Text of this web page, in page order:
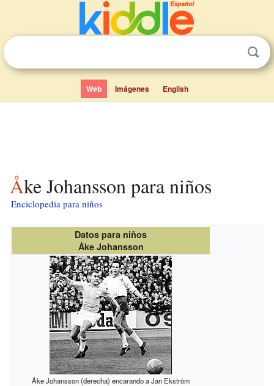
Web Imágenes English
Åke Johansson para niños
Enciclopedia para niños
Datos para niños
Åke Johansson
Åke Johansson (derecha) encarando a Jan Ekström